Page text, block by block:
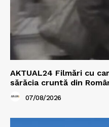
AKTUAL24 Filmări cu
sărăcia cruntă din
07/08/2026